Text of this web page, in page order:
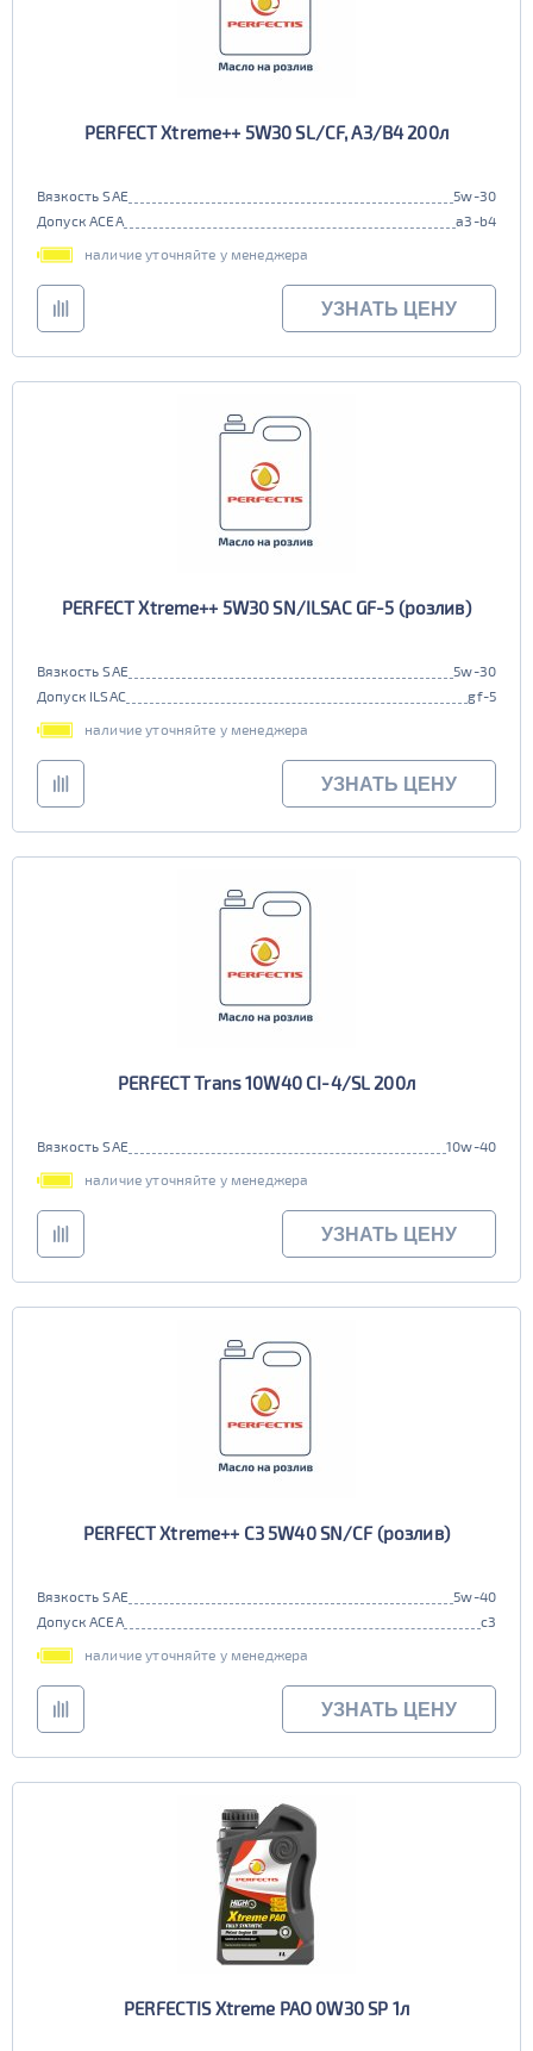
PERFECT Xtreme++ 5W30 SL/CF, A3/B4 200л
Вязкость SAE
5w-30
Допуск ACEA
a3-b4
наличие уточняйте у менеджера
УЗНАТЬ ЦЕНУ
PERFECT Xtreme++ 5W30 SN/ILSAC GF-5 (розлив)
Вязкость SAE
5w-30
Допуск ILSAC
gf-5
наличие уточняйте у менеджера
УЗНАТЬ ЦЕНУ
PERFECT Trans 10W40 CI-4/SL 200л
Вязкость SAE
10w-40
наличие уточняйте у менеджера
УЗНАТЬ ЦЕНУ
PERFECT Xtreme++ C3 5W40 SN/CF (розлив)
Вязкость SAE
5w-40
Допуск ACEA
c3
наличие уточняйте у менеджера
УЗНАТЬ ЦЕНУ
PERFECTIS Xtreme PAO 0W30 SP 1л